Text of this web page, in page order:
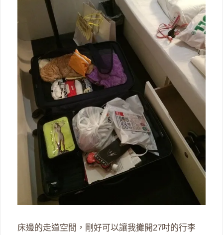
床邊的走道空間，剛好可以讓我攤開27吋的行李